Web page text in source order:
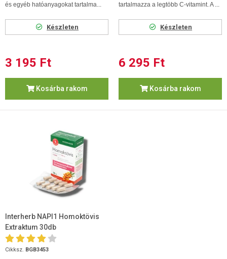
és egyéb hatóanyagokat tartalma...
Készleten
3 195 Ft
Kosárba rakom
tartalmazza a legtöbb C-vitamint. A ...
Készleten
6 295 Ft
Kosárba rakom
Interherb NAPI1 Homoktövis
Extraktum 30db
Cikksz. BGB3453